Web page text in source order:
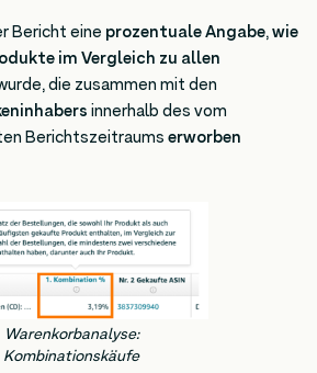
Bericht eine prozentuale Angabe,wie
im Vergleich zu allen
die zusammen mit den
innerhalb des vom
Berichtszeitraumserworben
Warenkorbanalyse:
Kombinationskäufe